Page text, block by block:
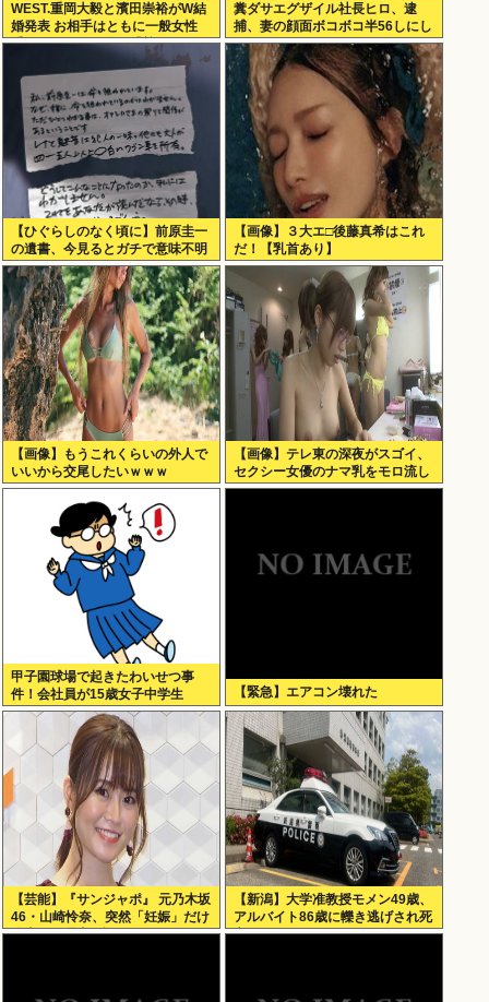
WEST.重岡大毅と濱田崇裕がW結
婚発表 お相手はともに一般女性
重岡はすでに子供も「尊い」
糞ダサエグザイル社長ヒロ、逮
捕、妻の顔面ボコボコ半56しにし
た。
【ひぐらしのなく頃に】前原圭一
の遺書、今見るとガチで意味不明
すぎるwww
【画像】３大エ□後藤真希はこれ
だ！【乳首あり】
【画像】もうこれくらいの外人で
いいから交尾したいｗｗｗ
【画像】テレ東の深夜がスゴイ、
セクシー女優のナマ乳をモロ流し
甲子園球場で起きたわいせつ事
件！会社員が15歳女子中学生
に・・
【緊急】エアコン壊れた
【芸能】『サンジャポ』 元乃木坂
46・山崎怜奈、突然「妊娠」だけ
公表した理由を語る
【新潟】大学准教授モメン49歳、
アルバイト86歳に轢き逃げされ死
亡